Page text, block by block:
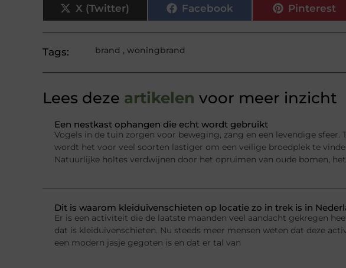
X (Twitter) Facebook Pinterest
Tags: brand , woningbrand
Lees deze artikelen voor meer inzicht
Een nestkast ophangen die echt wordt gebruikt
Vogels in de tuin zorgen voor beweging, zang en een levendige sfeer.
wordt het voor veel soorten lastiger om een veilige broedplek te
Natuurlijke holtes verdwijnen door het opruimen van oude bomen, het
Dit is waarom kleiduivenschieten op locatie zo in trek is in
Er is een activiteit die de laatste maanden veel aandacht gekregen
dat is kleiduivenschieten. Nu steeds meer mensen weten dat deze
een modern jasje gegoten is en dat er tal van